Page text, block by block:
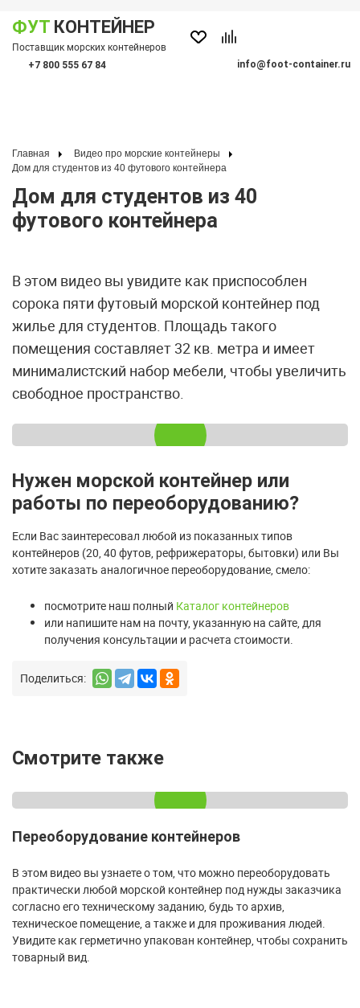
ФУТ КОНТЕЙНЕР
Поставщик морских контейнеров
+7 800 555 67 84
info@foot-container.ru
Главная
Видео про морские контейнеры
Дом для студентов из 40 футового контейнера
Дом для студентов из 40
футового контейнера
В этом видео вы увидите как приспособлен
сорока пяти футовый морской контейнер под
жилье для студентов. Площадь такого
помещения составляет 32 кв. метра и имеет
минималистский набор мебели, чтобы увеличить
свободное пространство.
Нужен морской контейнер или
работы по переоборудованию?
Если Вас заинтересовал любой из показанных типов
контейнеров (20, 40 футов, рефрижераторы, бытовки) или Вы
хотите заказать аналогичное переоборудование, смело:
посмотрите наш полный Каталог контейнеров
или напишите нам на почту, указанную на сайте, для
получения консультации и расчета стоимости.
Поделиться:
Смотрите также
Переоборудование контейнеров
В этом видео вы узнаете о том, что можно переоборудовать
практически любой морской контейнер под нужды заказчика
согласно его техническому заданию, будь то архив,
техническое помещение, а также и для проживания людей.
Увидите как герметично упакован контейнер, чтобы сохранить
товарный вид.
меню